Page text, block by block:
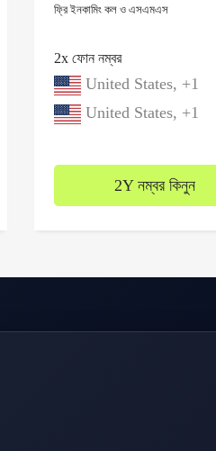
ফ্রি ইনকামিংকল ও এসএমএস
2x ফোন নম্বর
United States, +1
United States, +1
2Y নম্বর কিনুন